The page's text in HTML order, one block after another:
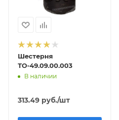
Шестерня
ТО-49.09.00.003
В наличии
313.49руб./шт